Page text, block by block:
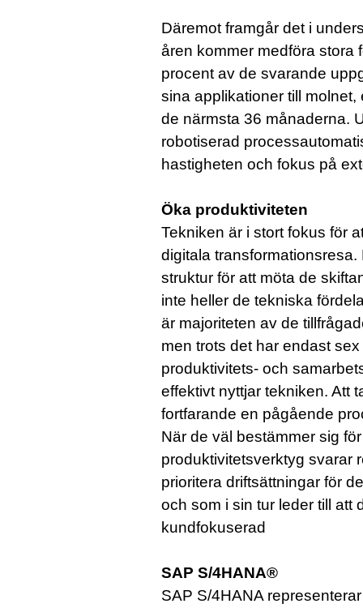
Däremot framgår det i
åren kommer medföra stora
procent av de svarande
sina applikationer till
de närmsta 36 månaderna.
robotiserad
hastigheten och fokus på
Öka produktiviteten
Tekniken är i stort fokus för
digitala
struktur för att möta de
inte heller de tekniska
är majoriteten av de
men trots det har endast
produktivitets- och
effektivt nyttjar tekniken. Att
fortfarande en pågående
När de väl bestämmer sig
produktivitetsverktyg svarar
prioritera driftsättningar för
och som i sin tur leder till att
kundfokuserad
SAP S/4HANA®
SAP S/4HANA